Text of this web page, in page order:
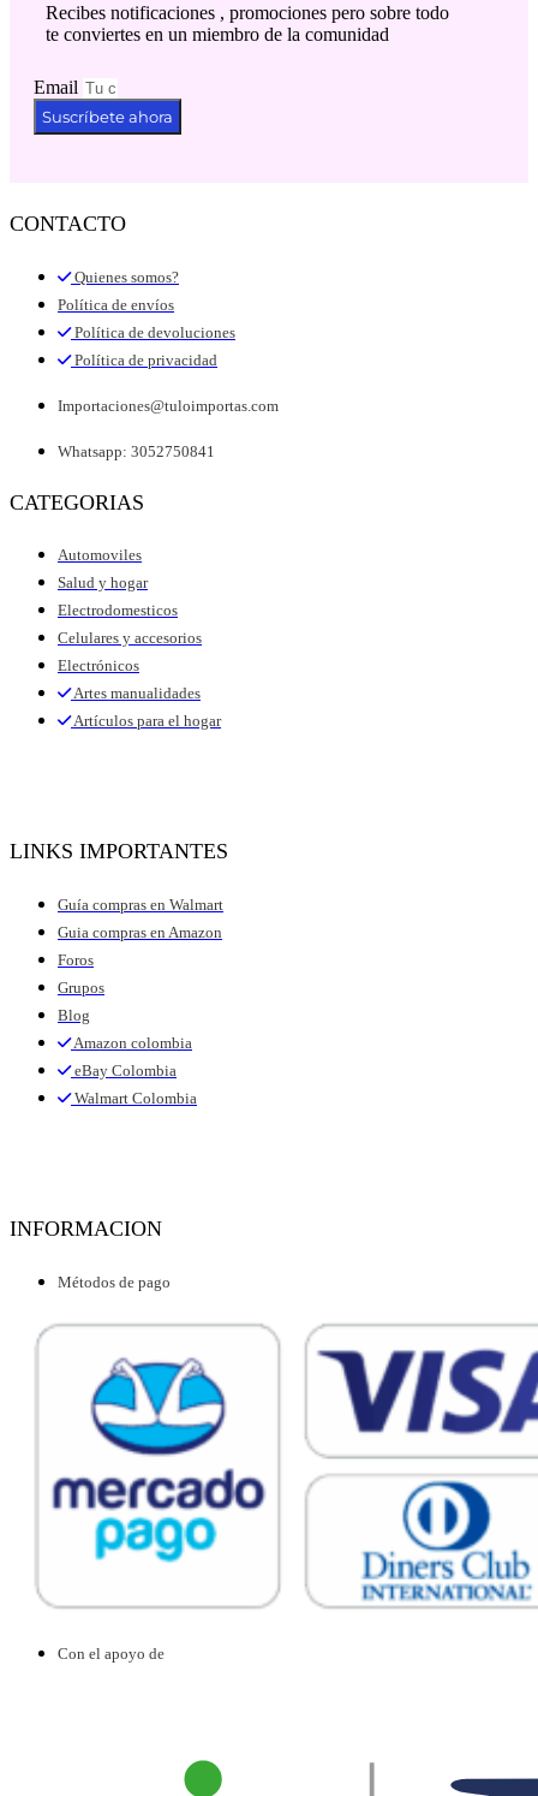
Recibes notificaciones , promociones pero sobre todo
te conviertes en un miembro de la comunidad
Email
Suscríbete ahora
CONTACTO
Quienes somos?
Política de envíos
Política de devoluciones
Política de privacidad
Importaciones@tuloimportas.com
Whatsapp: 3052750841
CATEGORIAS
Automoviles
Salud y hogar
Electrodomesticos
Celulares y accesorios
Electrónicos
Artes manualidades
Artículos para el hogar
LINKS IMPORTANTES
Guía compras en Walmart
Guia compras en Amazon
Foros
Grupos
Blog
Amazon colombia
eBay Colombia
Walmart Colombia
INFORMACION
Métodos de pago
Con el apoyo de